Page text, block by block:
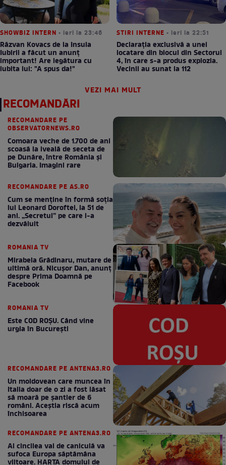
SHOWBIZ INTERN • ieri la 23:46
Răzvan Kovacs de la Insula
Iubirii a făcut un anunț
important! Are legătura cu
iubita lui: "A spus da!"
STIRI INTERNE • ieri la 22:51
Declarația exclusivă a unei
locatare din blocul din Sectorul
4, în care s-a produs explozia.
Vecinii au sunat la 112
VEZI MAI MULT
RECOMANDĂRI
RECOMANDARE PE
OBSERVATORNEWS.RO
Comoara veche de 1.700 de ani
scoasă la iveală de seceta de
pe Dunăre, între România şi
Bulgaria. Imagini rare
RECOMANDARE PE AS.RO
Cum se menţine în formă soţia
lui Leonard Doroftei, la 51 de
ani. „Secretul” pe care l-a
dezvăluit
ROMANIA TV
Mirabela Grădinaru, mutare de
ultimă oră. Nicuşor Dan, anunţ
despre Prima Doamnă pe
Facebook
ROMANIA TV
Este COD ROŞU. Când vine
urgia în Bucureşti
RECOMANDARE PE ANTENA3.RO
Un moldovean care muncea în
Italia doar de o zi a fost lăsat
să moară pe şantier de 6
români. Aceștia riscă acum
închisoarea
RECOMANDARE PE ANTENA3.RO
Al cincilea val de caniculă va
sufoca Europa săptămâna
viitoare. HARTA domului de